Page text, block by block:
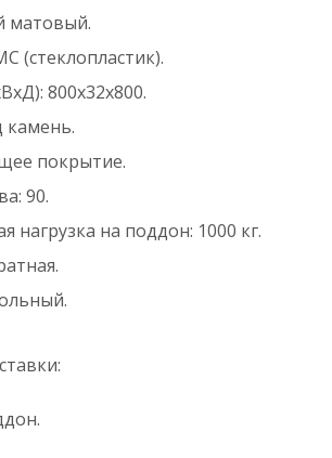
матовый.
(стеклопластик).
800х32х800.
камень.
покрытие.
90.
нагрузка на поддон: 1000 кг.